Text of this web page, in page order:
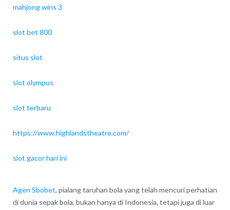
mahjong wins 3
slot bet 800
situs slot
slot olympus
slot terbaru
https://www.highlandstheatre.com/
slot gacor hari ini
Agen Sbobet, pialang taruhan bola yang telah mencuri perhatian
di dunia sepak bola, bukan hanya di Indonesia, tetapi juga di luar